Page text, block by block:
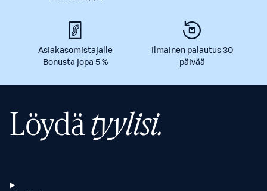
Asiakasomistajalle
Bonusta jopa 5 %
Ilmainen palautus 30
päivää
Löydätyylisi.